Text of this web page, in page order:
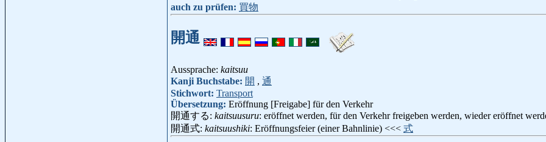
auch zu prüfen: 買物
開通
Aussprache: kaitsuu
Kanji Buchstabe: 開 , 通
Stichwort: Transport
Übersetzung: Eröffnung [Freigabe] für den Verkehr
開通する: kaitsuusuru: eröffnet werden, für den Verkehr freigeben werden, wieder eröffnet
開通式: kaitsuushiki: Eröffnungsfeier (einer Bahnlinie) <<< 式